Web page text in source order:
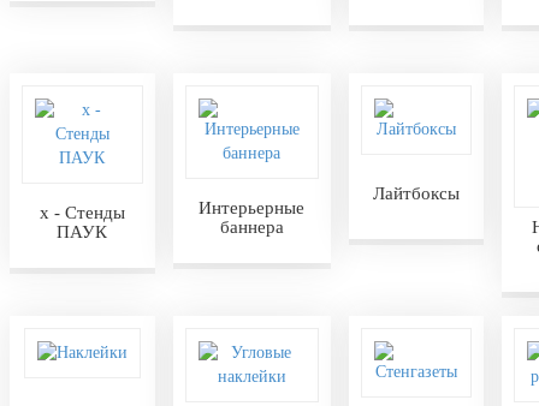
х - Стенды
ПАУК
Интерьерные
баннера
Лайтбоксы